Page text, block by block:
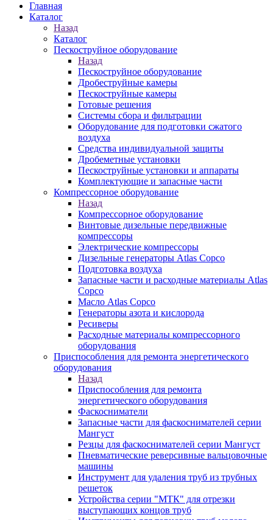
Главная
Каталог
Назад
Каталог
Пескоструйное оборудование
Назад
Пескоструйное оборудование
Дробеструйные камеры
Пескоструйные камеры
Готовые решения
Системы сбора и фильтрации
Оборудование для подготовки сжатого
воздуха
Средства индивидуальной защиты
Дробеметные установки
Пескоструйные установки и аппараты
Комплектующие и запасные части
Компрессорное оборудование
Назад
Компрессорное оборудование
Винтовые дизельные передвижные
компрессоры
Электрические компрессоры
Дизельные генераторы Atlas Copco
Подготовка воздуха
Запасные части и расходные материалы Atlas
Copco
Масло Atlas Copco
Генераторы азота и кислорода
Ресиверы
Расходные материалы компрессорного
оборудования
Приспособления для ремонта энергетического
оборудования
Назад
Приспособления для ремонта
энергетического оборудования
Фаскосниматели
Запасные части для фаскоснимателей серии
Мангуст
Резцы для фаскоснимателей серии Мангуст
Пневматические реверсивные вальцовочные
машины
Инструмент для удаления труб из трубных
решеток
Устройства серии "МТК" для отрезки
выступающих концов труб